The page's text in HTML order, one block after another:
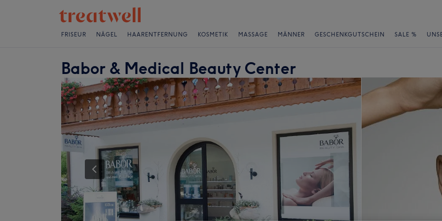
FRISEUR NÄGEL HAARENTFERNUNG KOSMETIK MASSAGE MÄNNER GESCHENKGUTSCHEIN SALE %
Babor & Medical Beauty Center